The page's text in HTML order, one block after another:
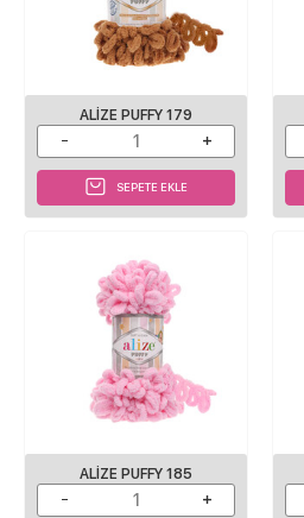
ALIZE PUFFY 179
SEPETE EKLE
ALIZE PUFFY 185